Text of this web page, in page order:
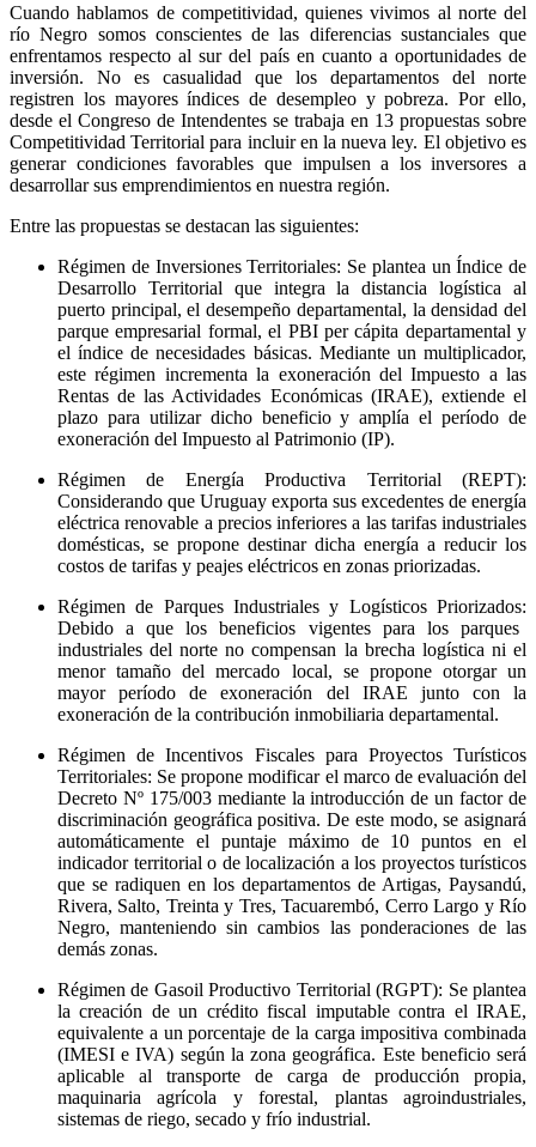
Cuando hablamos de competitividad, quienes vivimos al norte del
río Negro somos conscientes de las diferencias sustanciales que
enfrentamos respecto al sur del país en cuanto a oportunidades de
inversión. No es casualidad que los departamentos del norte
registren los mayores índices de desempleo y pobreza. Por ello,
desde el Congreso de Intendentes se trabaja en 13 propuestas sobre
Competitividad Territorial para incluir en la nueva ley. El objetivo es
generar condiciones favorables que impulsen a los inversores a
desarrollar sus emprendimientos en nuestra región.
Entre las propuestas se destacan las siguientes:
Régimen de Inversiones Territoriales: Se plantea un Índice de
Desarrollo Territorial que integra la distancia logística al
puerto principal, el desempeño departamental, la densidad del
parque empresarial formal, el PBI per cápita departamental y
el índice de necesidades básicas. Mediante un multiplicador,
este régimen incrementa la exoneración del Impuesto a las
Rentas de las Actividades Económicas (IRAE), extiende el
plazo para utilizar dicho beneficio y amplía el período de
exoneración del Impuesto al Patrimonio (IP).
Régimen de Energía Productiva Territorial (REPT):
Considerando que Uruguay exporta sus excedentes de energía
eléctrica renovable a precios inferiores a las tarifas industriales
domésticas, se propone destinar dicha energía a reducir los
costos de tarifas y peajes eléctricos en zonas priorizadas.
Régimen de Parques Industriales y Logísticos Priorizados:
Debido a que los beneficios vigentes para los parques
industriales del norte no compensan la brecha logística ni el
menor tamaño del mercado local, se propone otorgar un
mayor período de exoneración del IRAE junto con la
exoneración de la contribución inmobiliaria departamental.
Régimen de Incentivos Fiscales para Proyectos Turísticos
Territoriales: Se propone modificar el marco de evaluación del
Decreto Nº 175/003 mediante la introducción de un factor de
discriminación geográfica positiva. De este modo, se asignará
automáticamente el puntaje máximo de 10 puntos en el
indicador territorial o de localización a los proyectos turísticos
que se radiquen en los departamentos de Artigas, Paysandú,
Rivera, Salto, Treinta y Tres, Tacuarembó, Cerro Largo y Río
Negro, manteniendo sin cambios las ponderaciones de las
demás zonas.
Régimen de Gasoil Productivo Territorial (RGPT): Se plantea
la creación de un crédito fiscal imputable contra el IRAE,
equivalente a un porcentaje de la carga impositiva combinada
(IMESI e IVA) según la zona geográfica. Este beneficio será
aplicable al transporte de carga de producción propia,
maquinaria agrícola y forestal, plantas agroindustriales,
sistemas de riego, secado y frío industrial.